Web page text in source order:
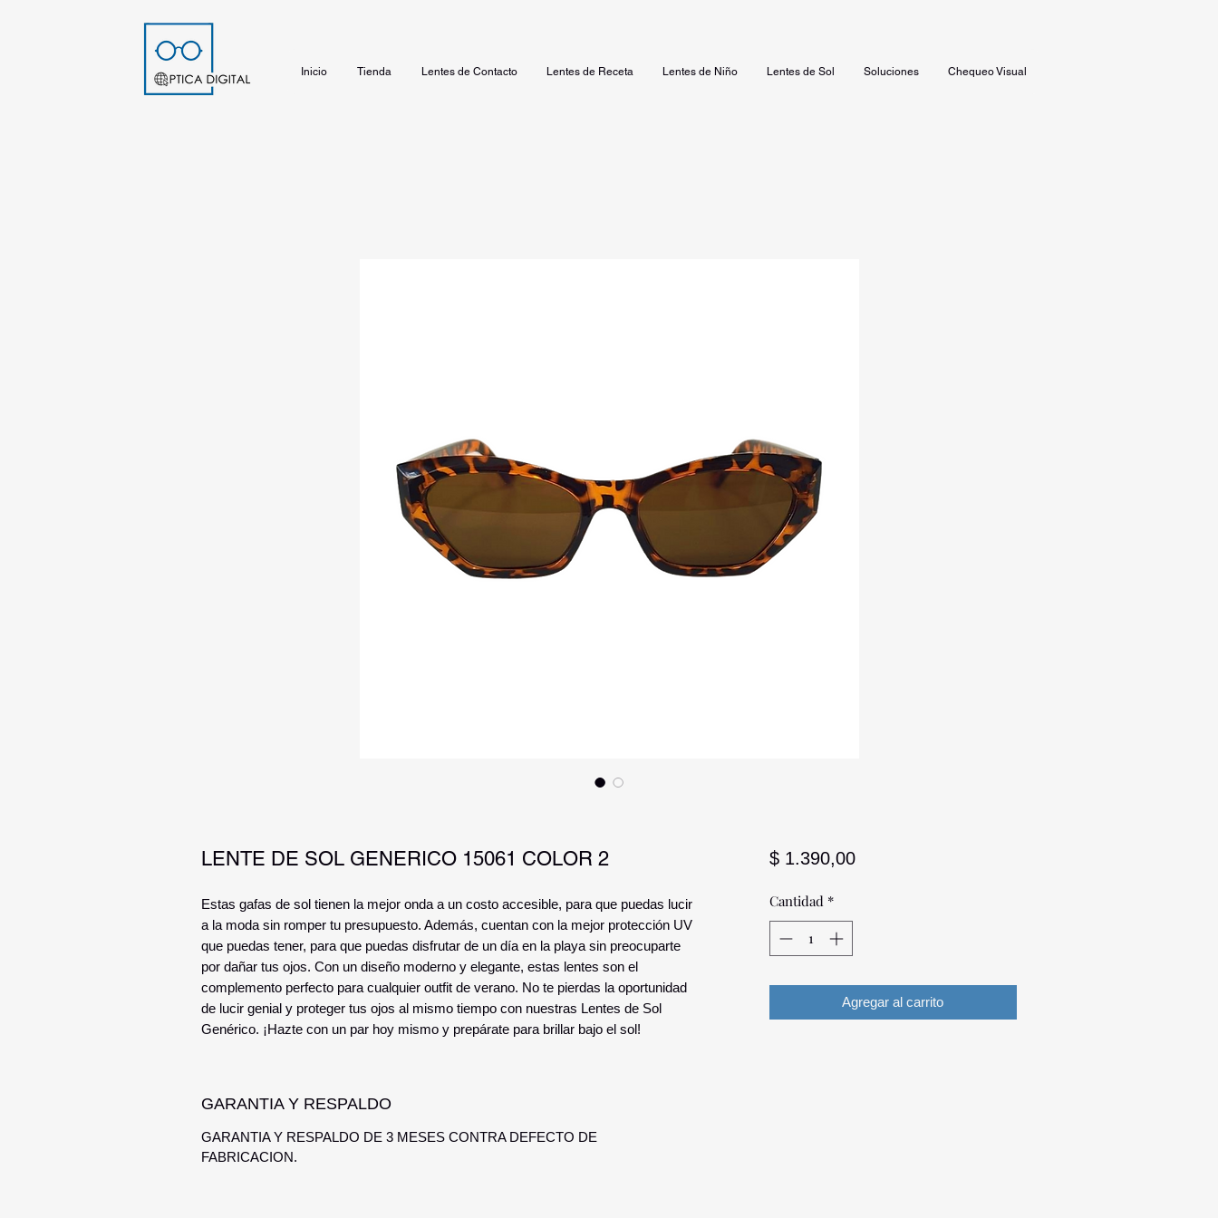
Inicio Tienda Lentes de Contacto Lentes de Receta Lentes de Niño Lentes de Sol Soluciones Chequeo Visual
LENTE DE SOL GENERICO 15061 COLOR 2
Estas gafas de sol tienen la mejor onda a un costo accesible, para que puedas lucir
a la moda sin romper tu presupuesto. Además, cuentan con la mejor protección UV
que puedas tener, para que puedas disfrutar de un día en la playa sin preocuparte
por dañar tus ojos. Con un diseño moderno y elegante, estas lentes son el
complemento perfecto para cualquier outfit de verano. No te pierdas la oportunidad
de lucir genial y proteger tus ojos al mismo tiempo con nuestras Lentes de Sol
Genérico. ¡Hazte con un par hoy mismo y prepárate para brillar bajo el sol!
GARANTIA Y RESPALDO
GARANTIA Y RESPALDO DE 3 MESES CONTRA DEFECTO DE
FABRICACION.
$ 1.390,00Precio
Cantidad *
Agregar al carrito